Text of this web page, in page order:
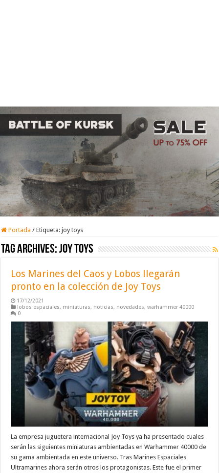
Portada / Etiqueta:joy toys
Tag Archives:joy toys
Los Marines del Caos y Lobos llegarán
pronto en la colección de Joy Toys
17/12/2021
lobos espaciales, miniaturas, noticias, novedades,warhammer 40000
0
La empresa juguetera internacional Joy Toys ya ha presentado cuales
serán las siguientes miniaturas ambientadas en Warhammer 40000 de
su gama ambientada en este universo. Tras Marines Espaciales
Ultramarines ahora serán otros los protagonistas. Este fue el primer